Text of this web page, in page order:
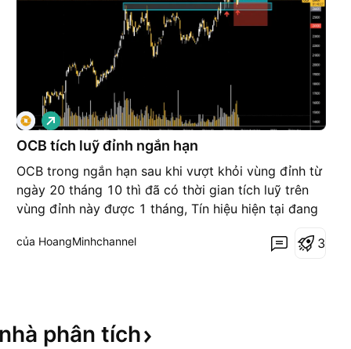
OCB tích luỹ đỉnh ngắn hạn
OCB trong ngắn hạn sau khi vượt khỏi vùng đỉnh từ
ngày 20 tháng 10 thì đã có thời gian tích luỹ trên
vùng đỉnh này được 1 tháng, Tín hiệu hiện tại đang
công (Mũi tên) trong ngắn hạn tại vùng 26.5 - 26.8.
G
i
á
l
ê
n
của HoangMinhchannel 3
phân tích